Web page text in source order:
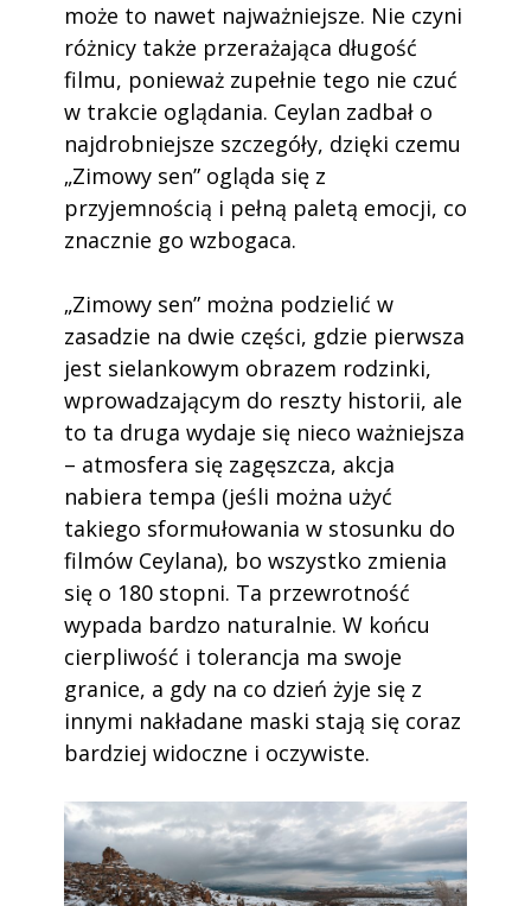
może to nawet najważniejsze. Nie czyni
różnicy także przerażająca długość
filmu, ponieważ zupełnie tego nie czuć
w trakcie oglądania. Ceylan zadbał o
najdrobniejsze szczegóły, dzięki czemu
„Zimowy sen” ogląda się z
przyjemnością i pełną paletą emocji, co
znacznie go wzbogaca.
„Zimowy sen” można podzielić w
zasadzie na dwie części, gdzie pierwsza
jest sielankowym obrazem rodzinki,
wprowadzającym do reszty historii, ale
to ta druga wydaje się nieco ważniejsza
– atmosfera się zagęszcza, akcja
nabiera tempa (jeśli można użyć
takiego sformułowania w stosunku do
filmów Ceylana), bo wszystko zmienia
się o 180 stopni. Ta przewrotność
wypada bardzo naturalnie. W końcu
cierpliwość i tolerancja ma swoje
granice, a gdy na co dzień żyje się z
innymi nakładane maski stają się coraz
bardziej widoczne i oczywiste.